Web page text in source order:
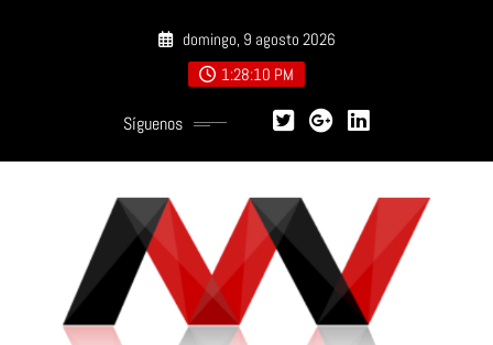
domingo, 9 agosto 2026
1:28:12 PM
Síguenos